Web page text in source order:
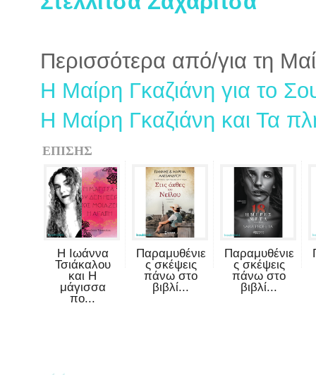
Περισσότερα από/για τη
Η Μαίρη Γκαζιάνη για το
Η Μαίρη Γκαζιάνη και Τα
ΕΠΙΣΗΣ
Η Ιωάννα
Τσιάκαλου
και Η
μάγισσα
πο...
Παραμυθένιε
ς σκέψεις
πάνω στο
βιβλί...
Παραμυθένιε
ς σκέψεις
πάνω στο
βιβλί...